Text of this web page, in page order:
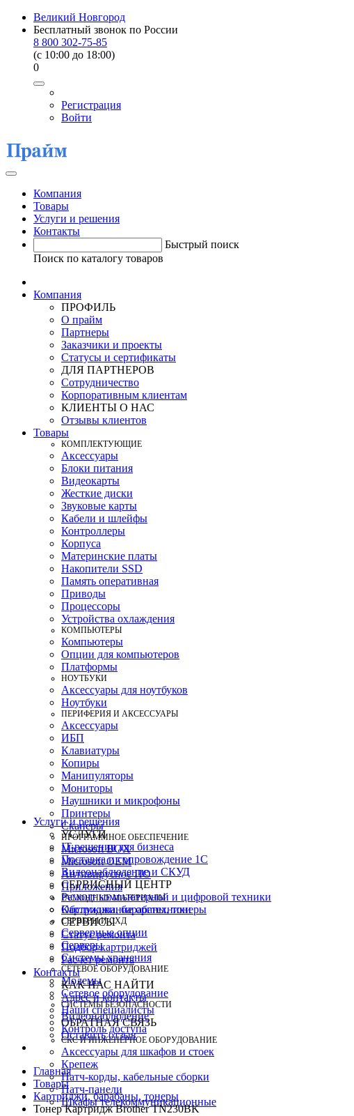
Великий Новгород
Бесплатный звонок по России
8 800 302-75-85
(c 10:00 до 18:00)
0
Регистрация
Войти
Компания
Товары
Услуги и решения
Контакты
Быстрый поиск
Поиск по каталогу товаров
Компания
ПРОФИЛЬ
О прайм
Партнеры
Заказчики и проекты
Статусы и сертификаты
ДЛЯ ПАРТНЕРОВ
Сотрудничество
Корпоративным клиентам
КЛИЕНТЫ О НАС
Отзывы клиентов
Товары
КOМПЛЕКТУЮЩИЕ
Аксессуары
Блоки питания
Видеокарты
Жесткие диски
Звуковые карты
Кабели и шлейфы
Контроллеры
Корпуса
Материнские платы
Накопители SSD
Память оперативная
Приводы
Процессоры
Устройства охлаждения
КОМПЬЮТЕРЫ
Компьютеры
Опции для компьютеров
Платформы
НОУТБУКИ
Аксессуары для ноутбуков
Ноутбуки
ПЕРИФЕРИЯ И АКСЕССУАРЫ
Аксессуары
ИБП
Клавиатуры
Копиры
Манипуляторы
Мониторы
Наушники и микрофоны
Принтеры
Сканеры
ПРОГРАММНОЕ ОБЕСПЕЧЕНИЕ
Microsoft BOX
Microsoft OEM
Антивирусное ПО
Приложения
РАСХОДНЫЕ МАТЕРИАЛЫ
Картриджи, барабаны, тонеры
СЕРВЕРЫ И СХД
Серверные опции
Серверы
Системы хранения
СЕТЕВОЕ ОБОРУДОВАНИЕ
Модемы
Сетевое оборудование
СИСТЕМЫ БЕЗОПАСНОСТИ
Видеонаблюдение
Контроль доступа
СКС И ИНЖЕНЕРНОЕ ОБОРУДОВАНИЕ
Аксессуары для шкафов и стоек
Крепеж
Патч-корды, кабельные сборки
Патч-панели
Шкафы телекоммуникационные
Услуги и решения
УСЛУГИ
IT-решения для бизнеса
Поставка и сопровождение 1C
Видеонаблюдение и СКУД
СЕРВИСНЫЙ ЦЕНТР
Ремонт компьютерной и цифровой техники
Обслуживание оргтехники
СЕРВИСЫ
Статус ремонта
Подбор картриджей
Расчет ремонта
Контакты
КАК НАС НАЙТИ
Адрес и контакты
Наши специалисты
ОБРАТНАЯ СВЯЗЬ
Оставить отзыв
Главная
Товары
Картриджи, барабаны, тонеры
Тонер Картридж Brother TN230BK